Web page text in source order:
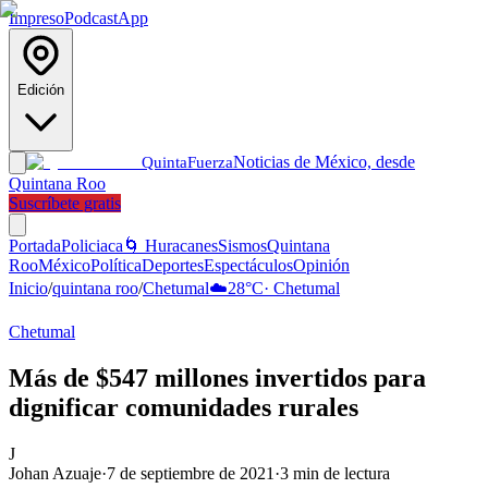
ImpresoPodcastApp
Edición
QuintaFuerzaNoticias de México, desde
Quintana Roo
Suscríbete gratis
PortadaPoliciaca 🌀 HuracanesSismosQuintana
RooMéxicoPolíticaDeportesEspectáculosOpinión
Inicio/quintana roo/Chetumal☁️28°C· Chetumal
Chetumal
Más de $547 millones invertidos para
dignificar comunidades rurales
J
Johan Azuaje·7 de septiembre de 2021 ·3 min de lectura